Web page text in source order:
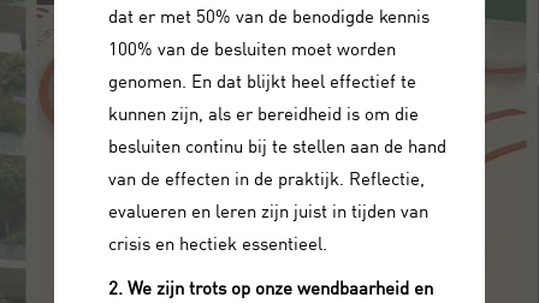
dat er met 50% van de benodigde kennis
100% van de besluiten moet worden
genomen. En dat blijkt heel effectief te
kunnen zijn, als er bereidheid is om die
besluiten continu bij te stellen aan de hand
van de effecten in de praktijk. Reflectie,
evalueren en leren zijn juist in tijden van
crisis en hectiek essentieel.
2. We zijn trots op onze wendbaarheid en